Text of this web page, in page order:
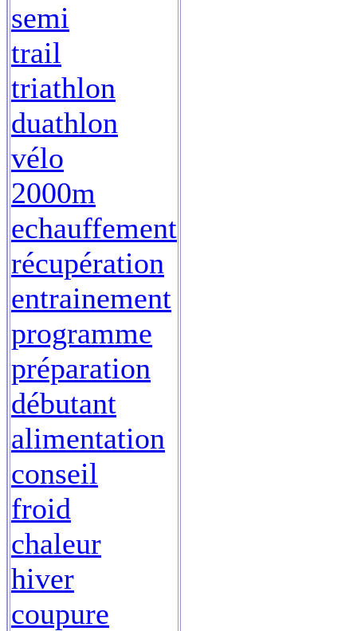
semi
trail
triathlon
duathlon
vélo
2000m
echauffement
récupération
entrainement
programme
préparation
débutant
alimentation
conseil
froid
chaleur
hiver
coupure